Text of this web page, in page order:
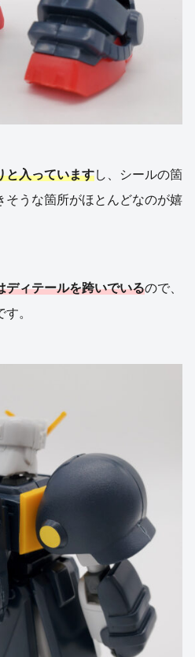
と入っていますし、シールの箇
そうな箇所がほとんどなのが嬉
ディテールを跨いでいるので、
。